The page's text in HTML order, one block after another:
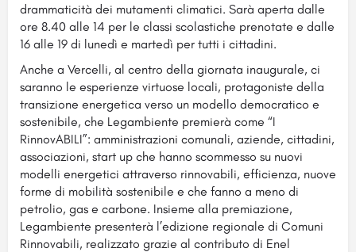
drammaticità dei mutamenti climatici. Sarà aperta dalle
ore 8.40 alle 14 per le classi scolastiche prenotate e dalle
16 alle 19 di lunedì e martedì per tutti i cittadini.
Anche a Vercelli, al centro della giornata inaugurale, ci
saranno le esperienze virtuose locali, protagoniste della
transizione energetica verso un modello democratico e
sostenibile, che Legambiente premierà come “I
RinnovABILI”: amministrazioni comunali, aziende, cittadini,
associazioni, start up che hanno scommesso su nuovi
modelli energetici attraverso rinnovabili, efficienza, nuove
forme di mobilità sostenibile e che fanno a meno di
petrolio, gas e carbone. Insieme alla premiazione,
Legambiente presenterà l’edizione regionale di Comuni
Rinnovabili, realizzato grazie al contributo di Enel